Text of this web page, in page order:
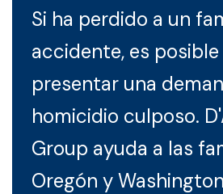
Si ha perdido a un
accidente, es
presentar una
homicidio culposo.
Group ayuda a las
Oregón y